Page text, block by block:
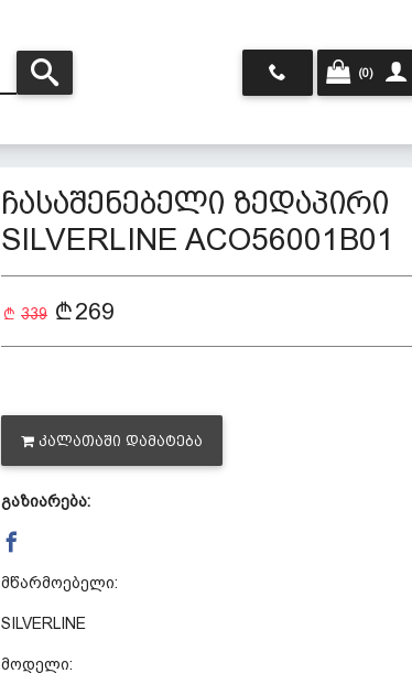
(0)
ჩასაშენებელი ზედაპირი
SILVERLINE ACO56001B01
339 269
ᲙᲐᲚᲐᲗᲐᲨᲘ ᲓᲐᲛᲐᲢᲔᲑᲐ
გაზიარება:
მწარმოებელი:
SILVERLINE
მოდელი: